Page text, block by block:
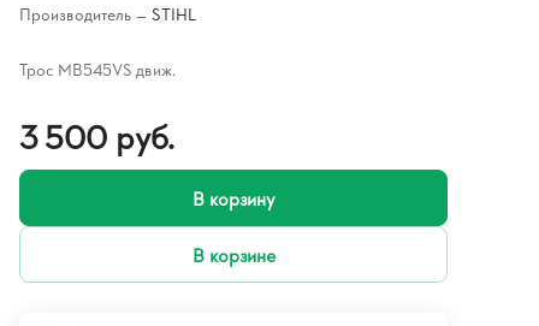
Производитель — STIHL
Трос MB545VS движ.
3 500 руб.
В корзину
В корзине